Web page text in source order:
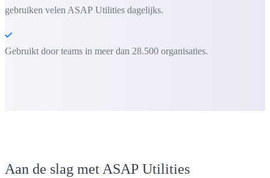
gebruiken velen ASAP Utilities dagelijks.
Gebruikt door teams in meer dan 28.500 organisaties.
Aan de slag met ASAP Utilities